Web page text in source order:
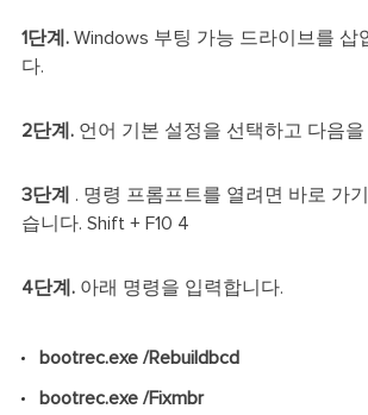
1단계.Windows 부팅 가능 드라이브를 삽
다.
2단계.언어 기본 설정을 선택하고 다음을
3단계
. 명령 프롬프트를 열려면 바로 가
습니다. Shift + F10 4
4단계.아래 명령을 입력합니다.
bootrec.exe /Rebuildbcd
bootrec.exe /Fixmbr